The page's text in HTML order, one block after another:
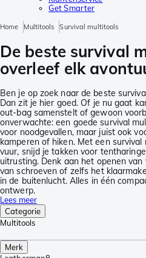
Get Smarter
Home Multitools Survival multitools
De beste survival
overleef elk
Ben je op zoek naar de beste
Dan zit je hier goed. Of je nu gaat
out-bag samenstelt of gewoon
onverwachte: een goede survival
voor noodgevallen, maar juist ook
kamperen of hiken. Met een
vuur, snijd je takken voor
uitrusting. Denk aan het openen
van schroeven of zelfs het
in de buitenlucht. Alles in één
ontwerp.
Lees meer
Categorie
Multitools
Merk